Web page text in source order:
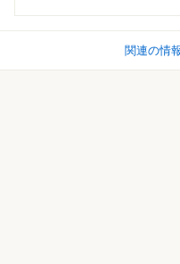
関連の情